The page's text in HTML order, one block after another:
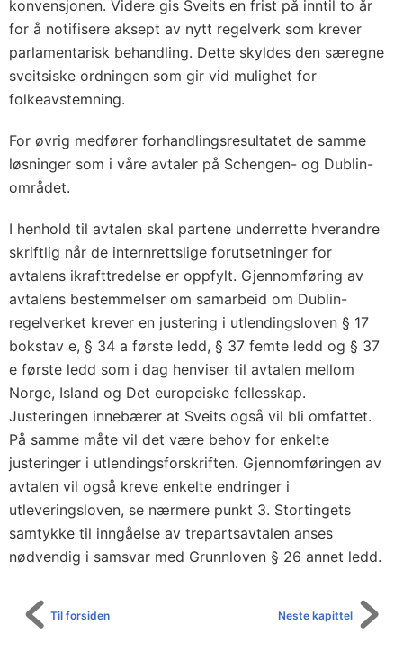
konvensjonen. Videre gis Sveits en frist på inntil to år
for å notifisere aksept av nytt regelverk som krever
parlamentarisk behandling. Dette skyldes den særegne
sveitsiske ordningen som gir vid mulighet for
folkeavstemning.
For øvrig medfører forhandlingsresultatet de samme
løsninger som i våre avtaler på Schengen- og Dublin-
området.
I henhold til avtalen skal partene underrette hverandre
skriftlig når de internrettslige forutsetninger for
avtalens ikrafttredelse er oppfylt. Gjennomføring av
avtalens bestemmelser om samarbeid om Dublin-
regelverket krever en justering i utlendingsloven § 17
bokstav e, § 34 a første ledd, § 37 femte ledd og § 37
e første ledd som i dag henviser til avtalen mellom
Norge, Island og Det europeiske fellesskap.
Justeringen innebærer at Sveits også vil bli omfattet.
På samme måte vil det være behov for enkelte
justeringer i utlendingsforskriften. Gjennomføringen av
avtalen vil også kreve enkelte endringer i
utleveringsloven, se nærmere punkt 3. Stortingets
samtykke til inngåelse av trepartsavtalen anses
nødvendig i samsvar med Grunnloven § 26 annet ledd.
Neste kapittel
Til forsiden